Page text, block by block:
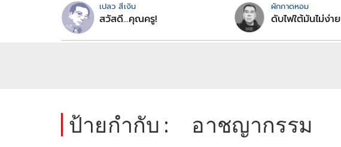
เปลว สีเงิน
สวัสดี...คุณครู!
ผักกาดหอม
ดับไฟใต้มันไม่ง่าย
ป้ายกำกับ : อาชญากรรม